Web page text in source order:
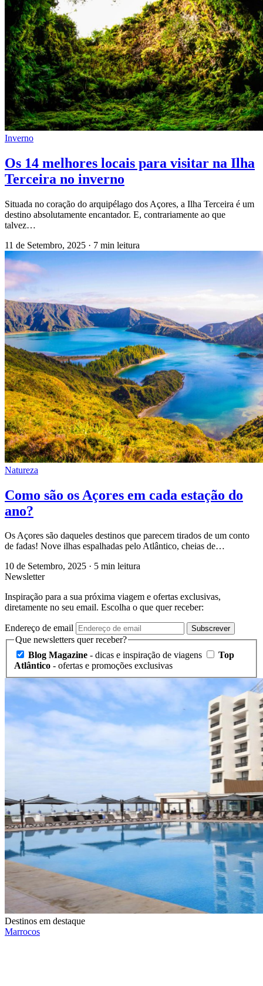
Inverno
Os 14 melhores locais para visitar na Ilha
Terceira no inverno
Situada no coração do arquipélago dos Açores, a Ilha Terceira é um
destino absolutamente encantador. E, contrariamente ao que
talvez…
11 de Setembro, 2025 · 7 min leitura
Natureza
Como são os Açores em cada estação do
ano?
Os Açores são daqueles destinos que parecem tirados de um conto
de fadas! Nove ilhas espalhadas pelo Atlântico, cheias de…
10 de Setembro, 2025 · 5 min leitura
Newsletter
Inspiração para a sua próxima viagem e ofertas exclusivas,
diretamente no seu email. Escolha o que quer receber:
Endereço de email Subscrever
Que newsletters quer receber?
Blog Magazine - dicas e inspiração de viagens
Top
Atlântico - ofertas e promoções exclusivas
Destinos em destaque
Marrocos